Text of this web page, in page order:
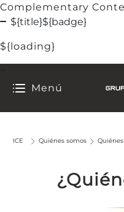
Complementary
${title}${badge}
${loading}
Menú
ICE Quiénes somos